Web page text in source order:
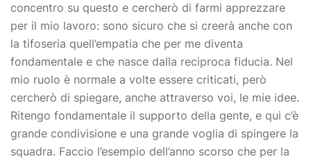
concentro su questo e cercherò di farmi apprezzare
per il mio lavoro: sono sicuro che si creerà anche con
la tifoseria quell’empatia che per me diventa
fondamentale e che nasce dalla reciproca fiducia. Nel
mio ruolo è normale a volte essere criticati, però
cercherò di spiegare, anche attraverso voi, le mie idee.
Ritengo fondamentale il supporto della gente, e qui c’è
grande condivisione e una grande voglia di spingere la
squadra. Faccio l’esempio dell’anno scorso che per la